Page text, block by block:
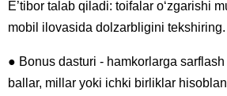
E’tibor talab qiladi: toifalar o‘zgarishi
mobil ilovasida dolzarbligini tekshiring.
● Bonus dasturi - hamkorlarga sarflash
ballar, millar yoki ichki birliklar